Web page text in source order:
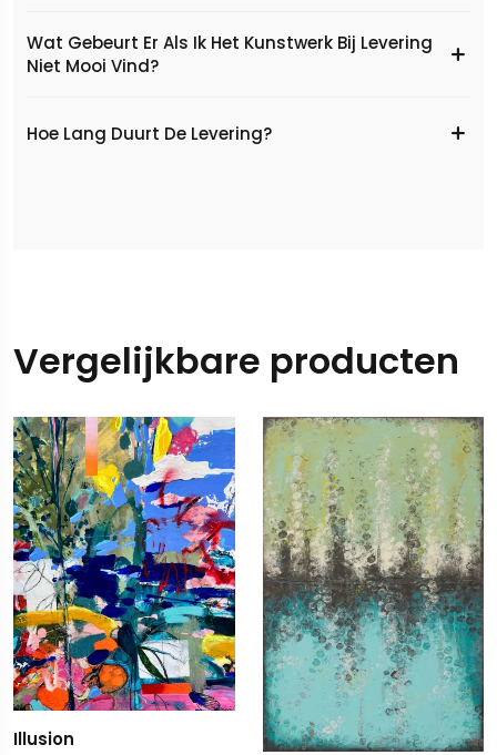
Wat Gebeurt Er Als Ik Het Kunstwerk Bij Levering
Niet Mooi Vind?
Hoe Lang Duurt De Levering?
Vergelijkbare producten
Illusion